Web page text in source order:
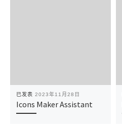
已发表 2023年11月28日
Icons Maker Assistant